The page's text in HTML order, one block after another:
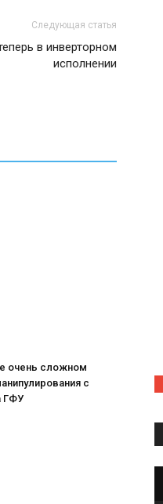
Следующая статья
в инверторном
исполнении
очень сложном
с
ГФУ